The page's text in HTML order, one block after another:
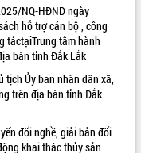
NQ-HĐND ngày
hỗ trợ cán bộ , công
táctạiTrung tâm hành
bàn tỉnh Đắk Lắk
tịch Ủy ban nhân dân xã,
trên địa bàn tỉnh Đắk
đổi nghề, giải bản đối
khai thác thủy sản